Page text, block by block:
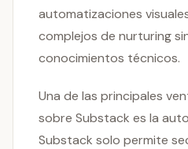
automatizaciones
complejos de nurturing
conocimientos técnicos.
Una de las principales
sobre Substack es la
Substack solo permite